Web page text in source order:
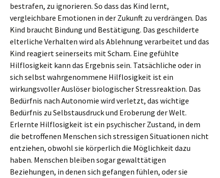
bestrafen, zu ignorieren. So dass das Kind lernt,
vergleichbare Emotionen in der Zukunft zu verdrängen. Das
Kind braucht Bindung und Bestätigung. Das geschilderte
elterliche Verhalten wird als Ablehnung verarbeitet und das
Kind reagiert seinerseits mit Scham. Eine gefühlte
Hilflosigkeit kann das Ergebnis sein. Tatsächliche oder in
sich selbst wahrgenommene Hilflosigkeit ist ein
wirkungsvoller Auslöser biologischer Stressreaktion. Das
Bedürfnis nach Autonomie wird verletzt, das wichtige
Bedürfnis zu Selbstausdruck und Eroberung der Welt.
Erlernte Hilflosigkeit ist ein psychischer Zustand, in dem
die betroffenen Menschen sich stressigen Situationen nicht
entziehen, obwohl sie körperlich die Möglichkeit dazu
haben. Menschen bleiben sogar gewalttätigen
Beziehungen, in denen sich gefangen fühlen, oder sie